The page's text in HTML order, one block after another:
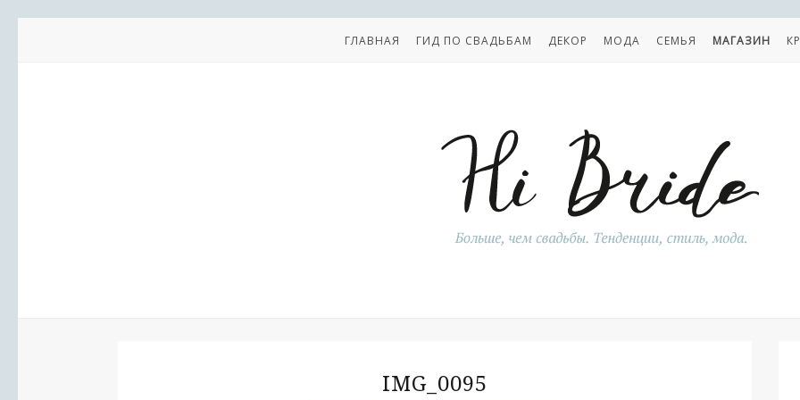
ГЛАВНАЯ ГИД ПО СВАДЬБАМ ДЕКОР МОДА СЕМЬЯ МАГАЗИН
IMG_0095